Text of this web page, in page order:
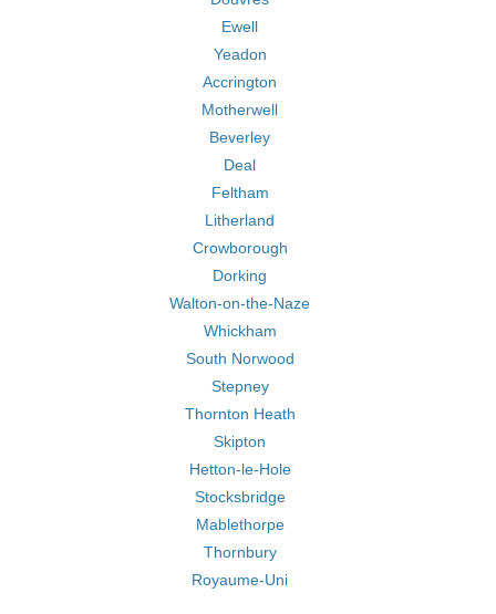
Ewell
Yeadon
Accrington
Motherwell
Beverley
Deal
Feltham
Litherland
Crowborough
Dorking
Walton-on-the-Naze
Whickham
South Norwood
Stepney
Thornton Heath
Skipton
Hetton-le-Hole
Stocksbridge
Mablethorpe
Thornbury
Royaume-Uni